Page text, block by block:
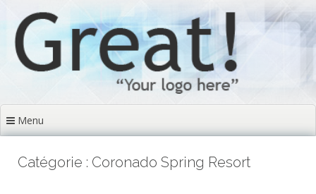
contenu
principal
Menu
Catégorie : Coronado Spring Resort